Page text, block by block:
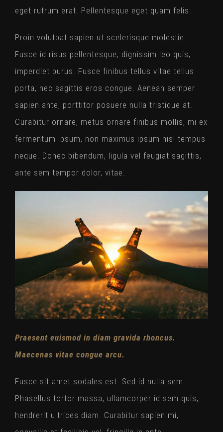
eget rutrum erat. Pellentesque eget quam felis.
Proin volutpat sapien ut scelerisque molestie.
Fusce id risus pellentesque, dignissim leo quis,
imperdiet purus. Fusce finibus tellus vitae tellus
porta, nec sagittis eros congue. Aenean semper
sapien ante, porttitor posuere nulla tristique at.
Curabitur ornare, metus ornare finibus mollis, mi ex
fermentum ipsum, non maximus ipsum nisl tempus
neque. Donec bibendum, ligula vel feugiat sagittis,
ante sem tempor dolor, vitae.
Praesent euismod in diam gravida rhoncus.
Maecenas vitae congue arcu.
Fusce sit amet sodales est. Sed id nulla sem.
Phasellus tortor massa, ullamcorper id sem quis,
hendrerit ultrices diam. Curabitur sapien mi,